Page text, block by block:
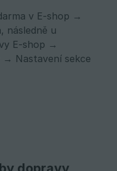
v E-shop →
následně u
E-shop →
Nastavení sekce